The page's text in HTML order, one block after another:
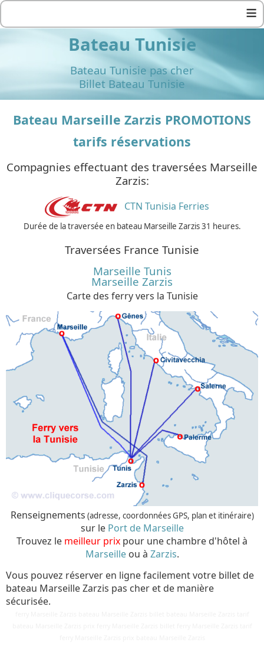
≡
Bateau Tunisie
Bateau Tunisie pas cher
Billet Bateau Tunisie
Bateau Marseille Zarzis PROMOTIONS
tarifs réservations
Compagnies effectuant des traversées Marseille
Zarzis:
CTN Tunisia Ferries
Durée de la traversée en bateau Marseille Zarzis 31 heures.
Traversées France Tunisie
Marseille Tunis
Marseille Zarzis
Carte des ferry vers la Tunisie
Renseignements (adresse, coordonnées GPS, plan et itinéraire)
sur le Port de Marseille
Trouvez le meilleur prix pour une chambre d'hôtel à
Marseilleou à Zarzis.
Vous pouvez réserver en ligne facilement votre billet de
bateau Marseille Zarzis pas cher et de manière
sécurisée.